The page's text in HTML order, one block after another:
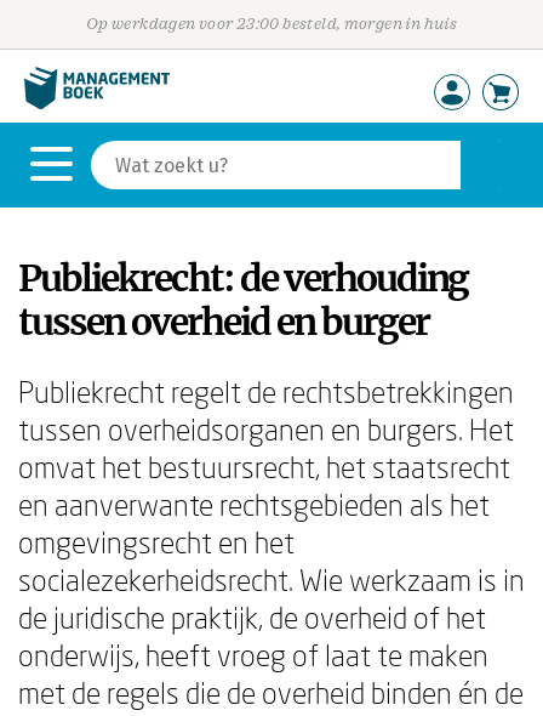
Op werkdagen voor 23:00 besteld, morgen in huis
Publiekrecht: de verhouding
tussen overheid en burger
Publiekrecht regelt de rechtsbetrekkingen
tussen overheidsorganen en burgers. Het
omvat het bestuursrecht, het staatsrecht
en aanverwante rechtsgebieden als het
omgevingsrecht en het
socialezekerheidsrecht. Wie werkzaam is in
de juridische praktijk, de overheid of het
onderwijs, heeft vroeg of laat te maken
met de regels die de overheid binden én de